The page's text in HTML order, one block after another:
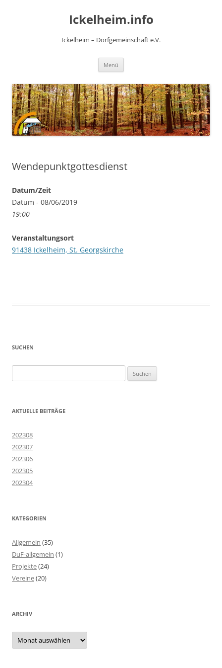
Ickelheim.info
Ickelheim – Dorfgemeinschaft e.V.
Menü
Wendepunktgottesdienst
Datum/Zeit
Datum - 08/06/2019
19:00
Veranstaltungsort
91438 Ickelheim, St. Georgskirche
SUCHEN
nach:
AKTUELLE BEITRÄGE
202308
202307
202306
202305
202304
KATEGORIEN
Allgemein (35)
DuF-allgemein (1)
Projekte(24)
Vereine(20)
ARCHIV
Archiv